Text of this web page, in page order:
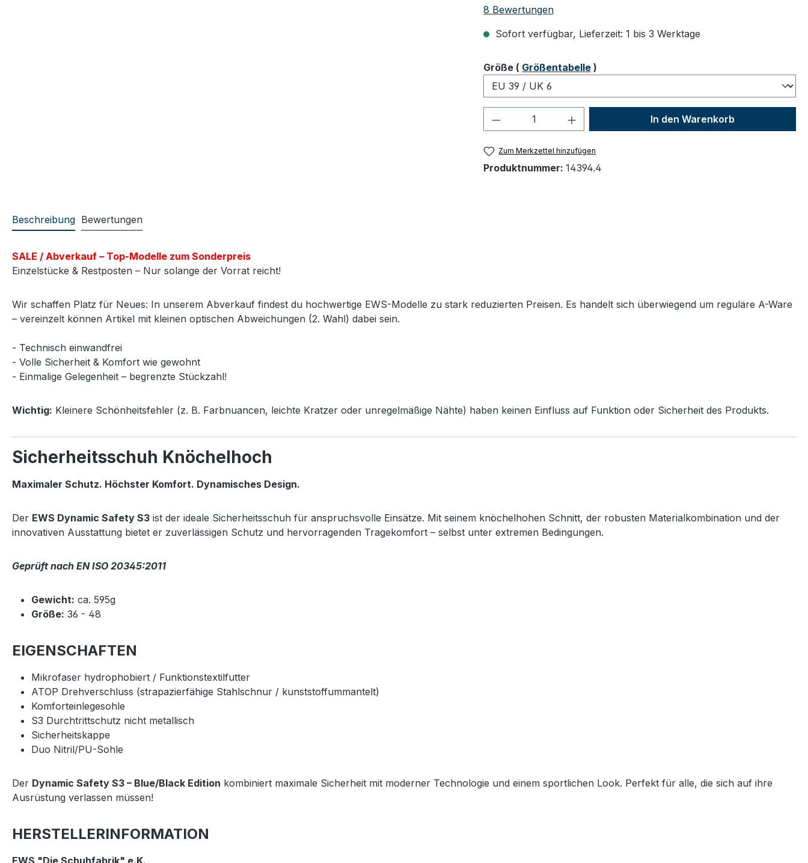
Durchschnittliche Bewertung von 4.75 von 5 Sternen
8 Bewertungen
Sofort verfügbar, Lieferzeit: 1 bis 3 Werktage
Größeauswählen
( Größentabelle )
Produkt Anzahl: Gib den gewünschten Wert
In den Warenkorb
Zum Merkzettel hinzufügen
Produktnummer: 14394.4
Beschreibung Bewertungen
SALE / Abverkauf – Top-Modelle zum Sonderpreis
Einzelstücke & Restposten – Nur solange der Vorrat reicht!
Wir schaffen Platz für Neues: In unserem Abverkauf findest du hochwertige EWS-Modelle zu stark reduzierten Preisen. Es handelt sich überwiegend um reguläre A-Ware
– vereinzelt können Artikel mit kleinen optischen Abweichungen (2. Wahl) dabei sein.
- Technisch einwandfrei
- Volle Sicherheit & Komfort wie gewohnt
- Einmalige Gelegenheit – begrenzte Stückzahl!
Wichtig: Kleinere Schönheitsfehler (z. B. Farbnuancen, leichte Kratzer oder unregelmäßige Nähte) haben keinen Einfluss auf Funktion oder Sicherheit des Produkts.
Sicherheitsschuh Knöchelhoch
Maximaler Schutz. Höchster Komfort. Dynamisches Design.
Der EWS Dynamic Safety S3 ist der ideale Sicherheitsschuh für anspruchsvolle Einsätze. Mit seinem knöchelhohen Schnitt, der robusten Materialkombination und der
innovativen Ausstattung bietet er zuverlässigen Schutz und hervorragenden Tragekomfort – selbst unter extremen Bedingungen.
Geprüft nach EN ISO 20345:2011
Gewicht: ca. 595g
Größe: 36 - 48
EIGENSCHAFTEN
Mikrofaser hydrophobiert / Funktionstextilfutter
ATOP Drehverschluss (strapazierfähige Stahlschnur / kunststoffummantelt)
Komforteinlegesohle
S3 Durchtrittschutz nicht metallisch
Sicherheitskappe
Duo Nitril/PU-Sohle
Der Dynamic Safety S3 – Blue/Black Edition kombiniert maximale Sicherheit mit moderner Technologie und einem sportlichen Look. Perfekt für alle, die sich auf ihre
Ausrüstung verlassen müssen!
HERSTELLERINFORMATION
EWS "Die Schuhfabrik" e.K.